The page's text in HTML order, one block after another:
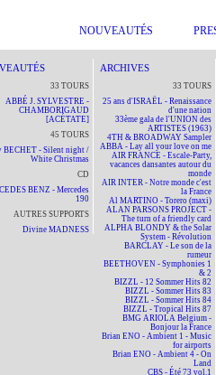
NOUVEAUTÉS
33 TOURS
ABBÉ J. SYLVESTRE -
CHAMBORIGAUD
[ACÉTATE]
45 TOURS
BECHET - Silent night /
White Christmas
CD
BENZ - Mercedes
190
AUTRES SUPPORTS
Divine MADNESS
ARCHIVES
33 TOURS
25 ans d'ISRAËL - Renaissance
d'une nation
33ème gala de l'UNION des
ARTISTES (1963)
4TH & BROADWAY Sampler
ABBA - Lay all your love on me
AIR FRANCE - Escale-Party,
vacances dansantes autour du
monde
AIR INTER - Notre monde c'est
la France
Al MARTINO - Torero (maxi)
ALAN PARSONS PROJECT -
The turn of a friendly card
ALPHA BLONDY & the Solar
System - Révolution
BARCLAY - Le son de la
rumeur
BEETHOVEN - Symphonies 1
& 2
BIZZL - 12 Sommer Hits 82
BIZZL - Sommer Hits 83
BIZZL - Sommer Hits 84
BIZZL - Tropical Hits 87
BMG ARIOLA Belgium -
Bonjour la France
Brian ENO - Ambient 1 - Music
for airports
Brian ENO - Ambient 4 - On
Land
CBS - Été 73 vol.1